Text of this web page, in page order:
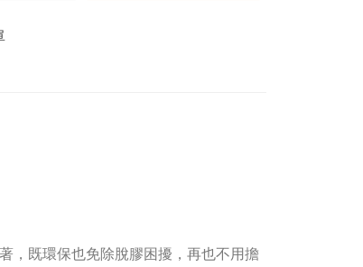
，既環保也免除脫膠困擾，再也不用擔